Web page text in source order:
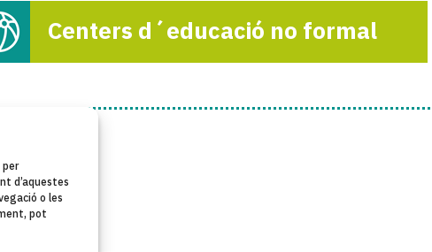
per
d’aquestes
o les
pot
Centers d´educació no formal